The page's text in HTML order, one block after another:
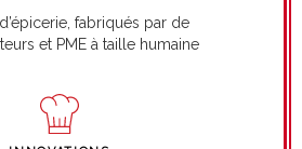
fabriqués par de
et PME à taille humaine